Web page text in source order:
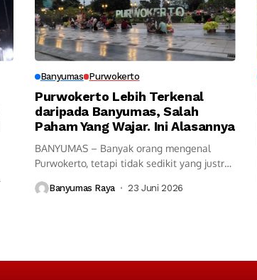
Banyumas Purwokerto
Purwokerto Lebih Terkenal
daripada Banyumas, Salah
Paham Yang Wajar. Ini Alasannya
BANYUMAS – Banyak orang mengenal
Purwokerto, tetapi tidak sedikit yang justru
Banyumas Raya 23 Juni 2026